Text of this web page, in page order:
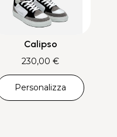
Calipso
230,00€
Personalizza